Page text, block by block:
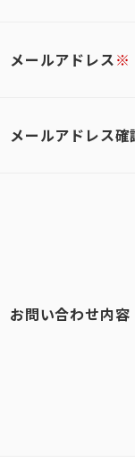
メールアドレス※
メールアドレス確
お問い合わせ内容